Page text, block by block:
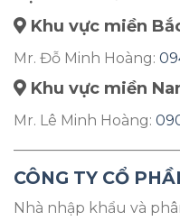
Khu vực miền
Mr. Đỗ Minh Hoàng:
Khu vực miền
Mr. Lê Minh Hoàng:
CÔNG TY CỔ
Nhà nhập khẩu và